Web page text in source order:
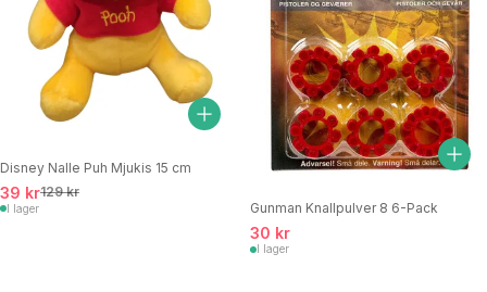
Disney Nalle Puh Mjukis 15 cm
39 kr129 kr
I lager Gunman Knallpulver 8 6-Pack
30 kr
I lager